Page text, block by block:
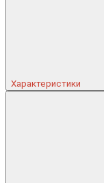
Характеристики